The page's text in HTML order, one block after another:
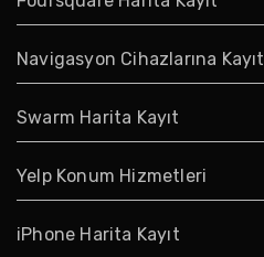
Navigasyon Cihazlarına Kayıt
Swarm Harita Kayıt
Yelp Konum Hizmetleri
iPhone Harita Kayıt